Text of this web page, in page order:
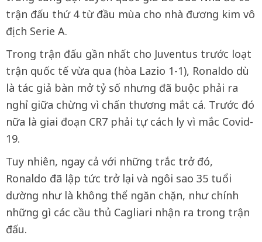
trận đấu thứ 4 từ đầu mùa cho nhà đương kim vô
địch Serie A.
Trong trận đấu gần nhất cho Juventus trước loạt
trận quốc tế vừa qua (hòa Lazio 1-1), Ronaldo dù
là tác giả bàn mở tỷ số nhưng đã buộc phải ra
nghỉ giữa chừng vì chấn thương mắt cá. Trước đó
nữa là giai đoạn CR7 phải tự cách ly vì mắc Covid-
19.
Tuy nhiên, ngay cả với những trắc trở đó,
Ronaldo đã lập tức trở lại và ngôi sao 35 tuổi
dường như là không thể ngăn chặn, như chính
những gì các cầu thủ Cagliari nhận ra trong trận
đấu.